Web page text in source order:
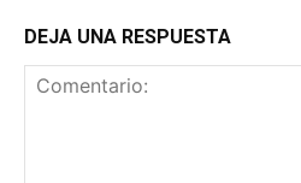
DEJA UNA RESPUESTA